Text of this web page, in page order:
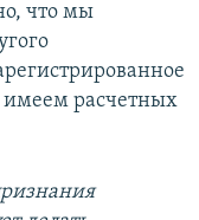
что мы
имеем расчетных